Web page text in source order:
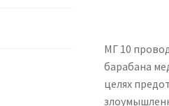
МГ 10
барабана
целях